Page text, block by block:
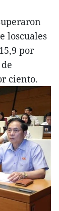
loscuales
por
ciento.